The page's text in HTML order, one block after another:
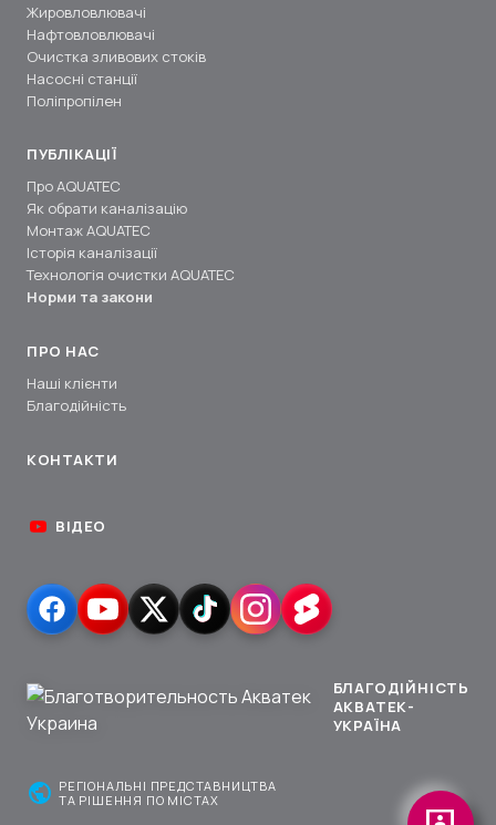
Жировловлювачі
Нафтовловлювачі
Очистка зливових стоків
Насосні станції
Поліпропілен
ПУБЛІКАЦІЇ
Про AQUATEC
Як обрати каналізацію
Монтаж AQUATEC
Історія каналізації
Технологія очистки AQUATEC
Норми та закони
ПРО НАС
Наші клієнти
Благодійність
КОНТАКТИ
ВІДЕО
БЛАГОДІЙНІСТЬ
АКВАТЕК-
УКРАЇНА
public РЕГІОНАЛЬНІ ПРЕДСТАВНИЦТВА
ТА РІШЕННЯ ПО МІСТАХ